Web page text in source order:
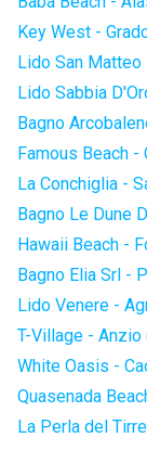
Key West -
Lido San Matteo
Lido Sabbia
Bagno
Famous Beach -
La Conchiglia -
Bagno Le Dune
Hawaii Beach -
Bagno Elia Srl -
Lido Venere -
T-Village - Anzio
White Oasis -
Quasenada
La Perla del